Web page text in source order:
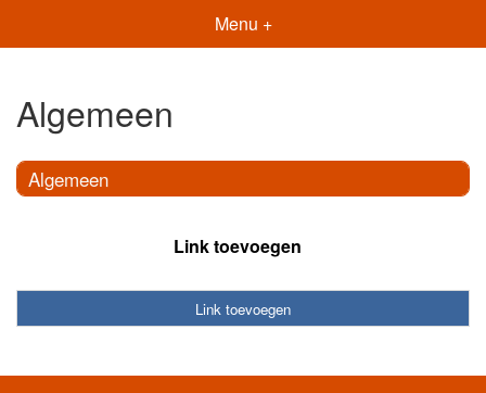
Menu +
Algemeen
Algemeen
Link toevoegen
Link toevoegen